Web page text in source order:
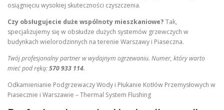
osiągnięciu wysokiej skuteczności czyszczenia.
Czy obsługujecie duże wspólnoty mieszkaniowe? Tak,
specjalizujemy się w obsłudze dużych systemów grzewczych w
budynkach wielorodzinnych na terenie Warszawy i Piaseczna.
Twój profesjonalny partner w wydajnym ogrzewaniu. Numer, który warto
mieć pod ręką:570 933 114.
Odkamienianie Podgrzewaczy Wody i Płukanie Kotłów Przemysłowych w
Piasecznie i Warszawie – Thermal System Flushing